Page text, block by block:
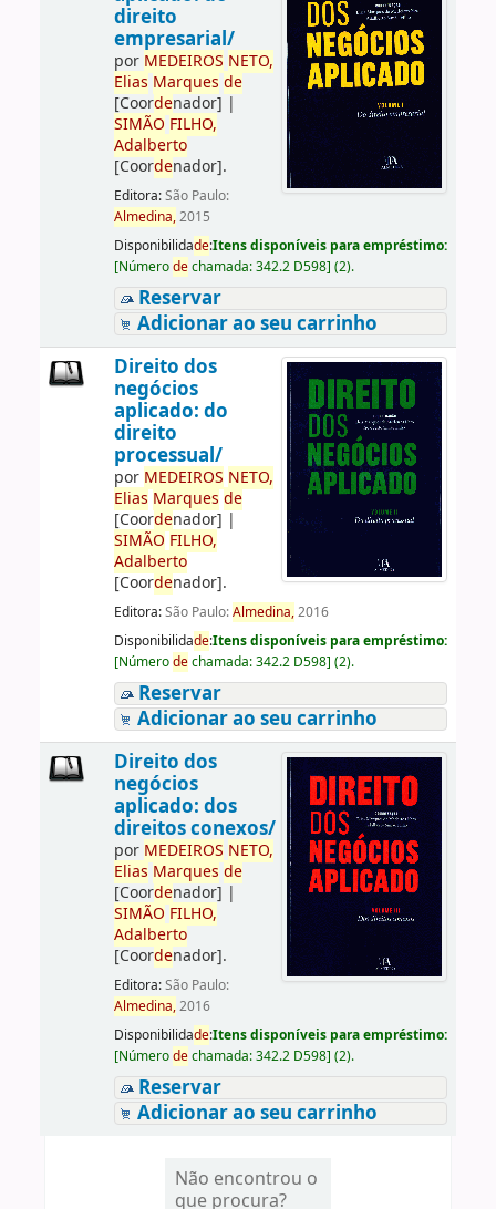
direito
empresarial/
por MEDEIROS NETO,
Elias Marques de
[Coordenador] |
SIMÃO FILHO,
Adalberto
[Coordenador].
Editora:São Paulo:
Almedina,2015
Disponibilidade:Itens disponíveis para empréstimo:
[Númerodechamada:342.2 D598] (2).
Reservar
Adicionar ao seu carrinho
Direito dos
negócios
aplicado: do
direito
processual/
por MEDEIROS NETO,
Elias Marques de
[Coordenador] |
SIMÃO FILHO,
Adalberto
[Coordenador].
Editora:São Paulo:Almedina,2016
Disponibilidade:Itens disponíveis para empréstimo:
[Númerodechamada:342.2 D598] (2).
Reservar
Adicionar ao seu carrinho
Direito dos
negócios
aplicado: dos
direitos conexos/
por MEDEIROS NETO,
Elias Marques de
[Coordenador] |
SIMÃO FILHO,
Adalberto
[Coordenador].
Editora:São Paulo:
Almedina,2016
Disponibilidade:Itens disponíveis para empréstimo:
[Númerodechamada:342.2 D598] (2).
Reservar
Adicionar ao seu carrinho
Não encontrou o
que procura?